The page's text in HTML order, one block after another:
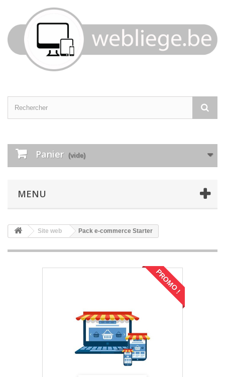
Panier (vide)
MENU
Site web Pack e-commerce Starter
PROMO !